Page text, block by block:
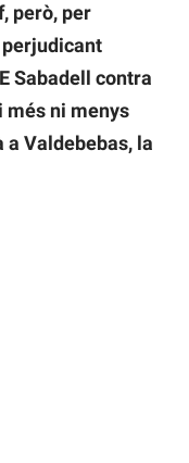
però, per
perjudicant
Sabadell contra
ni menys
a Valdebebas, la